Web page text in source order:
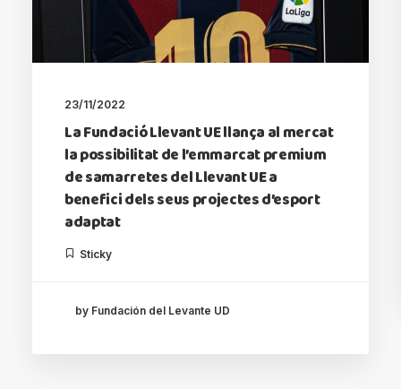
23/11/2022
La Fundació Llevant UE llança al mercat
la possibilitat de l’emmarcat premium
de samarretes del Llevant UE a
benefici dels seus projectes d’esport
adaptat
Sticky
by Fundación del Levante UD